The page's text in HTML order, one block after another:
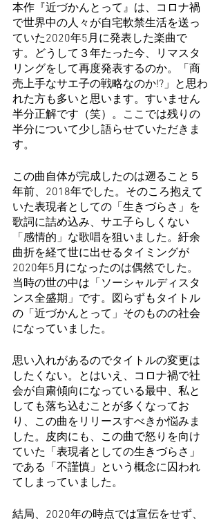
本作『近づかんとって』は、コロナ禍
で世界中の人々が自宅軟禁生活を送っ
ていた2020年5月に発表した楽曲で
す。どうして３年たった今、リマスタ
リングをして再度発表するのか。「商
売上手なサエ子の戦略なのか!?」と思わ
れた方も多いと思います。すいません
半分正解です（笑）。ここでは残りの
半分について少し語らせていただきま
す。
この曲自体が完成したのは遡ること５
年前、2018年でした。そのころ抱えて
いた表現者としての「生きづらさ」を
歌詞に詰め込み、サエ子らしくない
「感情的」な歌唱を狙いました。紆余
曲折を経て世に出せるタイミングが
2020年5月になったのは偶然でした。
当時の世の中は「ソーシャルディスタ
ンス全盛期」です。図らずもタイトル
の「近づかんとって」そのものの社会
になっていました。
思い入れがあるのでタイトルの変更は
したくない。とはいえ、コロナ禍で社
会が自粛傾向になっている最中、私と
しても落ち込むことが多くなってお
り、この曲をリリースすべきか悩みま
した。皮肉にも、この曲で怒りを向け
ていた「表現者としての生きづらさ」
である「不謹慎」という概念に囚われ
てしまっていました。
結局、2020年の時点では宣伝をせず、